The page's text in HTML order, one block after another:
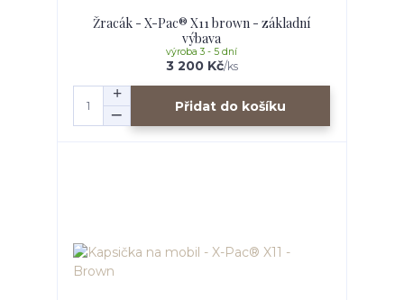
Žracák - X-Pac® X11 brown - základní
výbava
3 200 Kč/ks
výroba 3 - 5 dní
Přidat do košíku